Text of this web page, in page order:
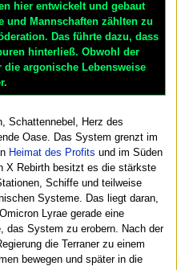
hier entwickelt und gebaut
und Mannschaften zählten zu
Das führte dazu, dass
hinterließ. Obwohl der
argonische Lebensweise
Schattennebel, Herz des
Oase. Das System grenzt im
Heimat des Profits und im Süden
X Rebirth besitzt es die stärkste
Schiffe und teilweise
Systeme. Das liegt daran,
Lyrae gerade eine
das System zu erobern. Nach der
die Terraner zu einem
bewegen und später in die